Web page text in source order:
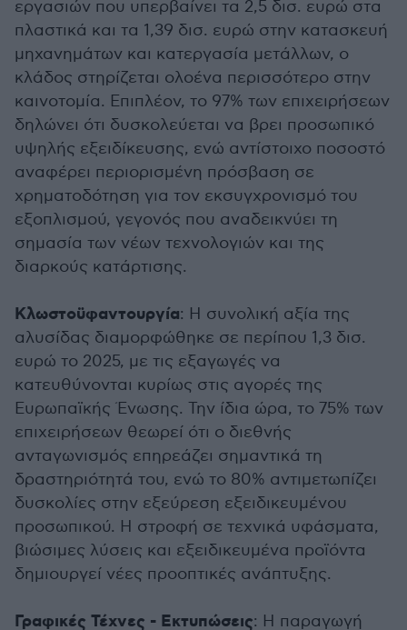
εργασιών που υπερβαίνει τα 2,5 δισ. ευρώ στα
πλαστικά και τα 1,39 δισ. ευρώ στην κατασκευή
μηχανημάτων και κατεργασία μετάλλων, ο
κλάδος στηρίζεται ολοένα περισσότερο στην
καινοτομία. Επιπλέον, το 97% των επιχειρήσεων
δηλώνει ότι δυσκολεύεται να βρει προσωπικό
υψηλής εξειδίκευσης, ενώ αντίστοιχο ποσοστό
αναφέρει περιορισμένη πρόσβαση σε
χρηματοδότηση για τον εκσυγχρονισμό του
εξοπλισμού, γεγονός που αναδεικνύει τη
σημασία των νέων τεχνολογιών και της
διαρκούς κατάρτισης.
Κλωστοϋφαντουργία: Η συνολική αξία της
αλυσίδας διαμορφώθηκε σε περίπου 1,3 δισ.
ευρώ το 2025, με τις εξαγωγές να
κατευθύνονται κυρίως στις αγορές της
Ευρωπαϊκής Ένωσης. Την ίδια ώρα, το 75% των
επιχειρήσεων θεωρεί ότι ο διεθνής
ανταγωνισμός επηρεάζει σημαντικά τη
δραστηριότητά του, ενώ το 80% αντιμετωπίζει
δυσκολίες στην εξεύρεση εξειδικευμένου
προσωπικού. Η στροφή σε τεχνικά υφάσματα,
βιώσιμες λύσεις και εξειδικευμένα προϊόντα
δημιουργεί νέες προοπτικές ανάπτυξης.
Γραφικές Τέχνες - Εκτυπώσεις: Η παραγωγή